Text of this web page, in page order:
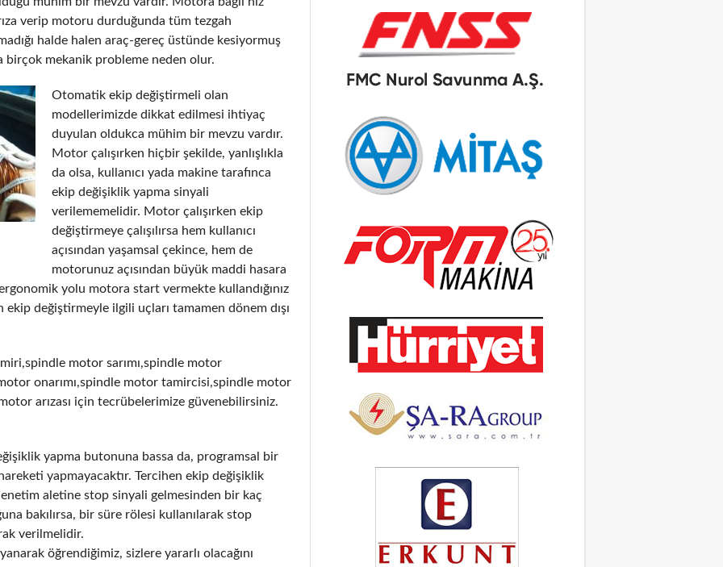
verip motoru durduğunda tüm tezgah
halde halen araç-gereç üstünde kesiyormuş
birçok mekanik probleme neden olur.
Otomatik ekip değiştirmeli olan
modellerimizde dikkat edilmesi ihtiyaç
duyulan oldukca mühim bir mevzu vardır.
Motor çalışırken hiçbir şekilde, yanlışlıkla
da olsa, kullanıcı yada makine tarafınca
ekip değişiklik yapma sinyali
verilememelidir. Motor çalışırken ekip
değiştirmeye çalışılırsa hem kullanıcı
açısından yaşamsal çekince, hem de
motorunuz açısından büyük maddi hasara
yolu motora start vermekte kullandığınız
değiştirmeyle ilgili uçları tamamen dönem dışı
motor sarımı,spindle motor
onarımı,spindle motor tamircisi,spindle motor
arızası için tecrübelerimize güvenebilirsiniz.
yapma butonuna bassa da, programsal bir
yapmayacaktır. Tercihen ekip değişiklik
aletine stop sinyali gelmesinden bir kaç
bakılırsa, bir süre rölesi kullanılarak stop
verilmelidir.
öğrendiğimiz, sizlere yararlı olacağını